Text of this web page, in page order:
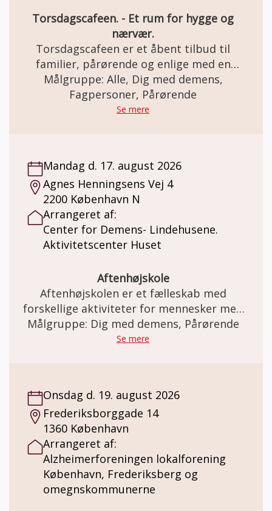
Torsdagscafeen. - Et rum for hygge og
nærvær.
Torsdagscafeen er et åbent tilbud til
familier, pårørende og enlige med en
demenssygdom samt efterlevere fra hele
Nordsjælland. Det er gratis at deltage. Man
behøver ikke være medlem af foreningen for
underholdning, der ofte indbyder til
fællessang.
Målgruppe: Alle, Dig med demens,
Fagpersoner, Pårørende
Se mere
Mandag d. 17. august 2026
Agnes Henningsens Vej 4
2200 København N
Arrangeret af:
Center for Demens- Lindehusene.
Aktivitetscenter Huset
Aftenhøjskole
Aftenhøjskolen er et fælleskab med
forskellige aktiviteter for mennesker med
demens sammen med familie og venner.
Målgruppe: Dig med demens, Pårørende
Se mere
Onsdag d. 19. august 2026
Frederiksborggade 14
1360 København
Arrangeret af:
Alzheimerforeningen lokalforening
København, Frederiksberg og
omegnskommunerne